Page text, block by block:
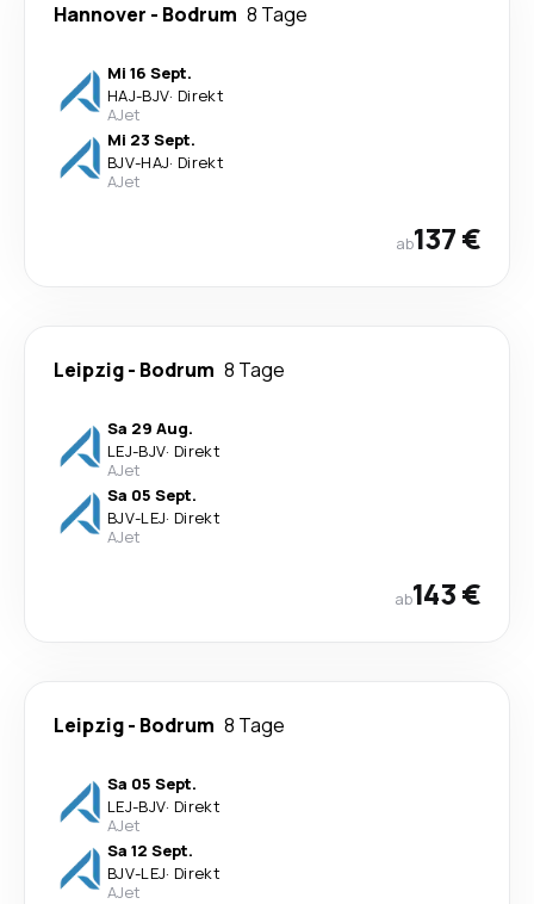
Hannover - Bodrum 8 Tage
Mi 16 Sept.
HAJ-BJV· Direkt
AJet
Mi 23 Sept.
BJV-HAJ· Direkt
AJet
ab137 €
Leipzig- Bodrum 8 Tage
Sa 29 Aug.
LEJ-BJV· Direkt
AJet
Sa 05 Sept.
BJV-LEJ· Direkt
AJet
ab143 €
Leipzig- Bodrum 8 Tage
Sa 05 Sept.
LEJ-BJV· Direkt
AJet
Sa 12 Sept.
BJV-LEJ· Direkt
AJet